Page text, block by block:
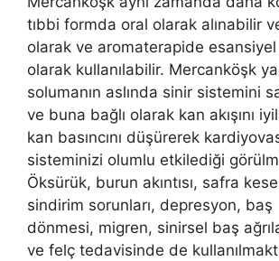
tıbbi formda oral olarak alınabilir
olarak ve aromaterapide
olarak kullanılabilir. Mercanköşk
solumanın aslında sinir sistemini
ve buna bağlı olarak kan akışını
kan basıncını düşürerek
sisteminizi olumlu etkilediği
Öksürük, burun akıntısı, safra
sindirim sorunları, depresyon, baş
dönmesi, migren, sinirsel baş
ve felç tedavisinde de